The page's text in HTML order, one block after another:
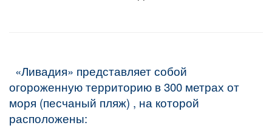
«Ливадия» представляет собой
огороженную территорию в 300 метрах от
моря (песчаный пляж) , на которой
расположены: